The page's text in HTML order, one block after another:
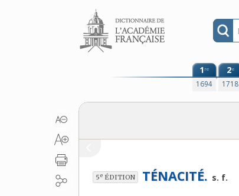
Aller au contenu
1re
1694
2e
1718
5e ÉDITION TÉNACITÉ. s. f.